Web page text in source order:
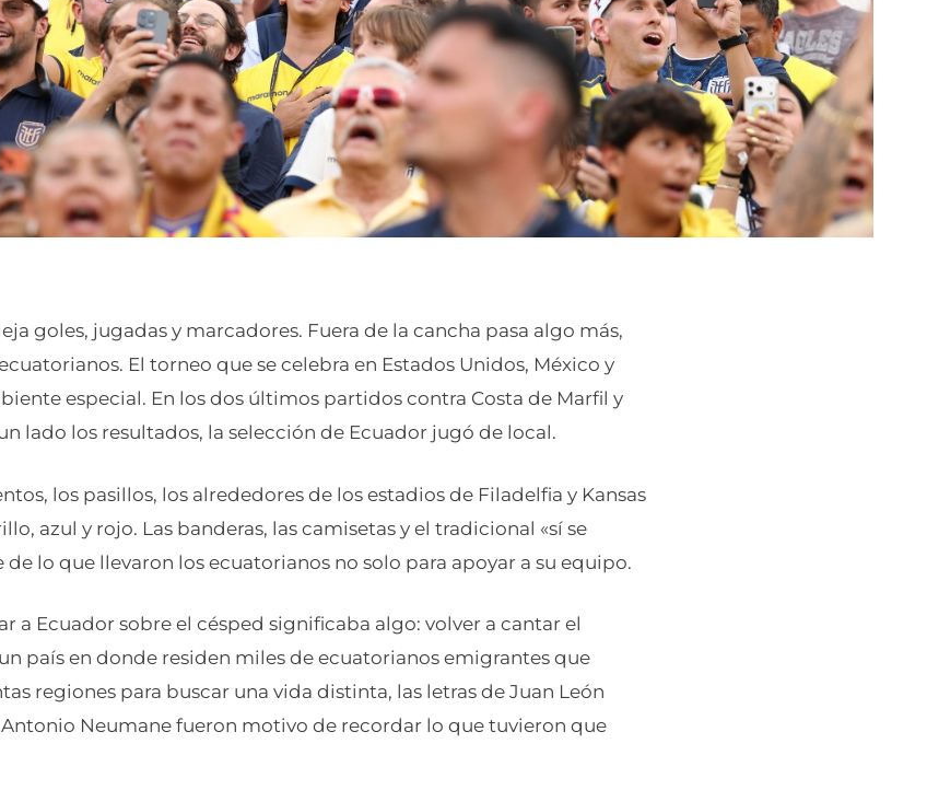
goles, jugadas y marcadores. Fuera de la cancha pasa algo más,
El torneo que se celebra en Estados Unidos, México y
especial. En los dos últimos partidos contra Costa de Marfil y
lado los resultados, la selección de Ecuador jugó de local.
los pasillos, los alrededores de los estadios de Filadelfia y Kansas
azul y rojo. Las banderas, las camisetas y el tradicional «sí se
lo que llevaron los ecuatorianos no solo para apoyar a su equipo.
a Ecuador sobre el césped significaba algo: volver a cantar el
país en donde residen miles de ecuatorianos emigrantes que
regiones para buscar una vida distinta, las letras de Juan León
Antonio Neumane fueron motivo de recordar lo que tuvieron que